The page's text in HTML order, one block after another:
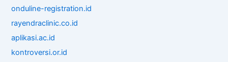
onduline-registration.id
rayendraclinic.co.id
aplikasi.ac.id
kontroversi.or.id